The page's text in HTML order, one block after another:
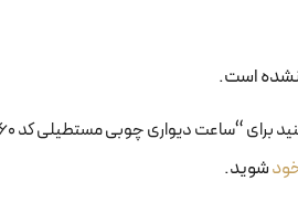
است.
برای “ساعت دیواری چوبی مستطیلی کد ۵۲۶۰”
شوید.